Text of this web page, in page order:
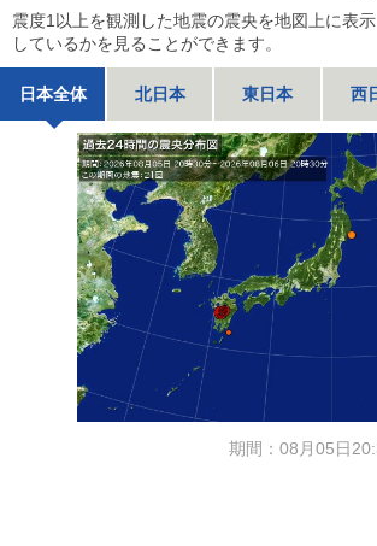
震度1以上を観測した地震の震央を地図上に表
しているかを見ることができます。
日本全体 北日本 東日本 西
期間：08月05日